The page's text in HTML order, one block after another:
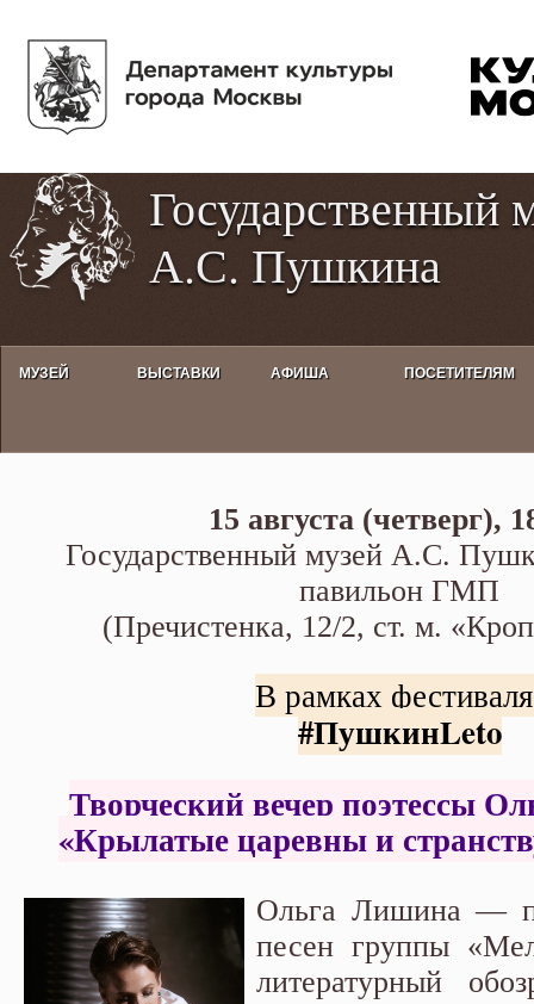
Государственный
А.С. Пушкина
МУЗЕЙ ВЫСТАВКИ АФИША ПОСЕТИТЕЛЯМ
Творческий вечер поэтессы
странствующие герои»
15 августа (четверг),
Государственный музей А.С.
павильон ГМП
(Пречистенка, 12/2, ст. м.
В рамках
#ПушкинLeto
Творческий вечер поэтессы
«Крылатые царевны и
Ольга Лишина —
песен группы
литературный